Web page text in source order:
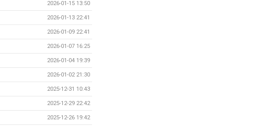
2026-01-15 13:50
2026-01-13 22:41
2026-01-09 22:41
2026-01-07 16:25
2026-01-04 19:39
2026-01-02 21:30
2025-12-31 10:43
2025-12-29 22:42
2025-12-26 19:42